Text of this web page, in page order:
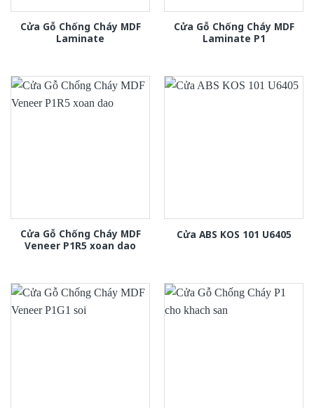
Cửa Gỗ Chống Cháy MDF
Laminate
Cửa Gỗ Chống Cháy MDF
Laminate P1
Cửa Gỗ Chống Cháy MDF
Veneer P1R5 xoan dao
Cửa ABS KOS 101 U6405